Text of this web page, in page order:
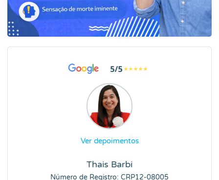
Ver depoimentos
Thais Barbi
Número de Registro: CRP12-08005